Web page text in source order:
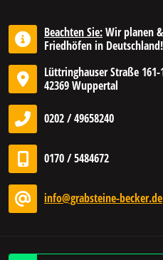
Beachten Sie:Wir planen
Friedhöfen in Deutschland!
Lüttringhauser Straße 161-
42369 Wuppertal
0202 / 49658240
0170 / 5484672
info@grabsteine-becker.de